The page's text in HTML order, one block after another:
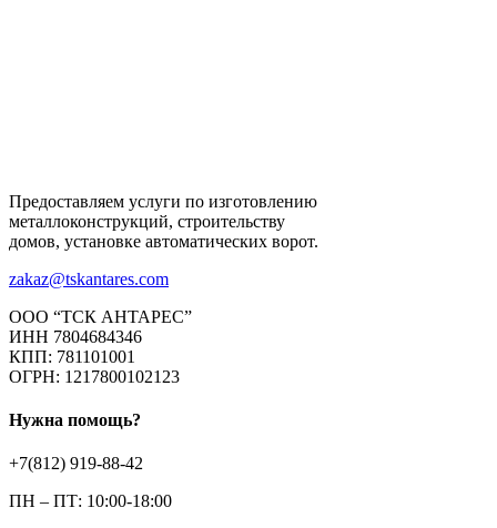
Предоставляем услуги по изготовлению
металлоконструкций, строительству
домов, установке автоматических ворот.
zakaz@tskantares.com
ООО “ТСК АНТАРЕС”
ИНН 7804684346
КПП: 781101001
ОГРН: 1217800102123
Нужна помощь?
+7(812) 919-88-42
ПН – ПТ: 10:00-18:00